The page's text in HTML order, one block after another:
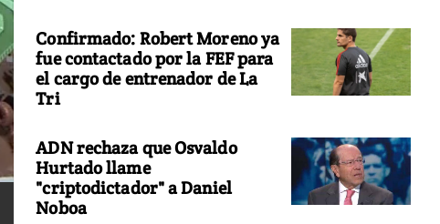
Confirmado: Robert Moreno ya
fue contactado por la FEF para
el cargo de entrenador de La
Tri
ADN rechaza que Osvaldo
Hurtado llame
"criptodictador" a Daniel
Noboa